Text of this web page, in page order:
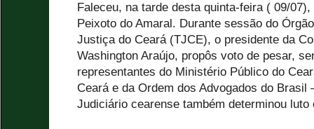
Faleceu, na tarde desta quinta-feira ( 09/
Peixoto do Amaral. Durante sessão do
Justiça do Ceará (TJCE), o presidente da
Washington Araújo, propôs voto de pesar,
representantes do Ministério Público do
Ceará e da Ordem dos Advogados do Brasil
Judiciário cearense também determinou